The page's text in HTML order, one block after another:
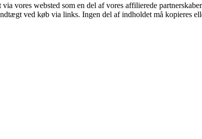
vores websted som en del af vores affilierede
ved køb via links. Ingen del af indholdet må kopieres